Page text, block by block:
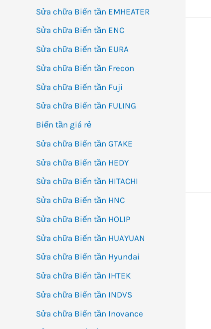
Sửa chữa Biến tần EMHEATER
Sửa chữa Biến tần ENC
Sửa chữa Biến tần EURA
Sửa chữa Biến tần Frecon
Sửa chữa Biến tần Fuji
Sửa chữa Biến tần FULING
Biến tần giá rẻ
Sửa chữa Biến tần GTAKE
Sửa chữa Biến tần HEDY
Sửa chữa Biến tần HITACHI
Sửa chữa Biến tần HNC
Sửa chữa Biến tần HOLIP
Sửa chữa Biến tần HUAYUAN
Sửa chữa Biến tần Hyundai
Sửa chữa Biến tần IHTEK
Sửa chữa Biến tần INDVS
Sửa chữa Biến tần Inovance